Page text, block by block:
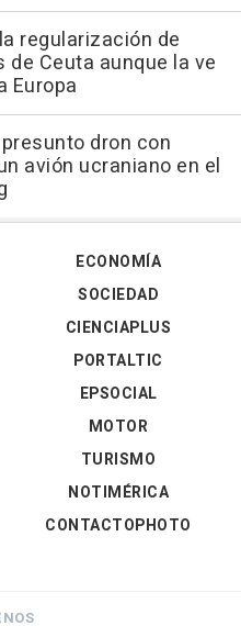
regularización de
Ceuta aunque la ve
Europa
dron con
avión ucraniano en el
ECONOMÍA
SOCIEDAD
CIENCIAPLUS
PORTALTIC
EPSOCIAL
MOTOR
TURISMO
NOTIMÉRICA
CONTACTOPHOTO